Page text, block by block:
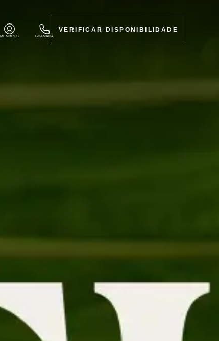
MEMBROS CHAMADA
VERIFICAR DISPONIBILIDADE